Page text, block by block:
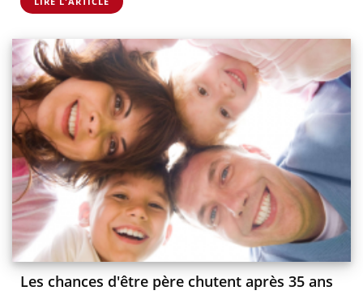
Les chances d'être père chutent après 35 ans